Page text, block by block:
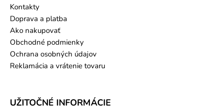
Kontakty
Doprava a platba
Ako nakupovať
Obchodné podmienky
Ochrana osobných údajov
Reklamácia a vrátenie tovaru
UŽITOČNÉ INFORMÁCIE